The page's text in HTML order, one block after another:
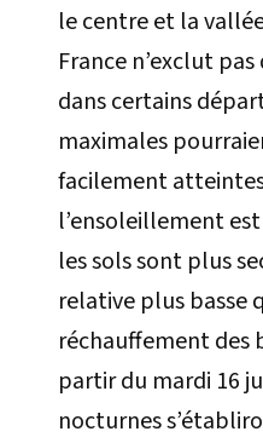
le centre et la
France n’exclut
dans certains
maximales
facilement
l’ensoleillement
les sols sont plus
relative plus basse
réchauffement des
partir du mardi 16
nocturnes